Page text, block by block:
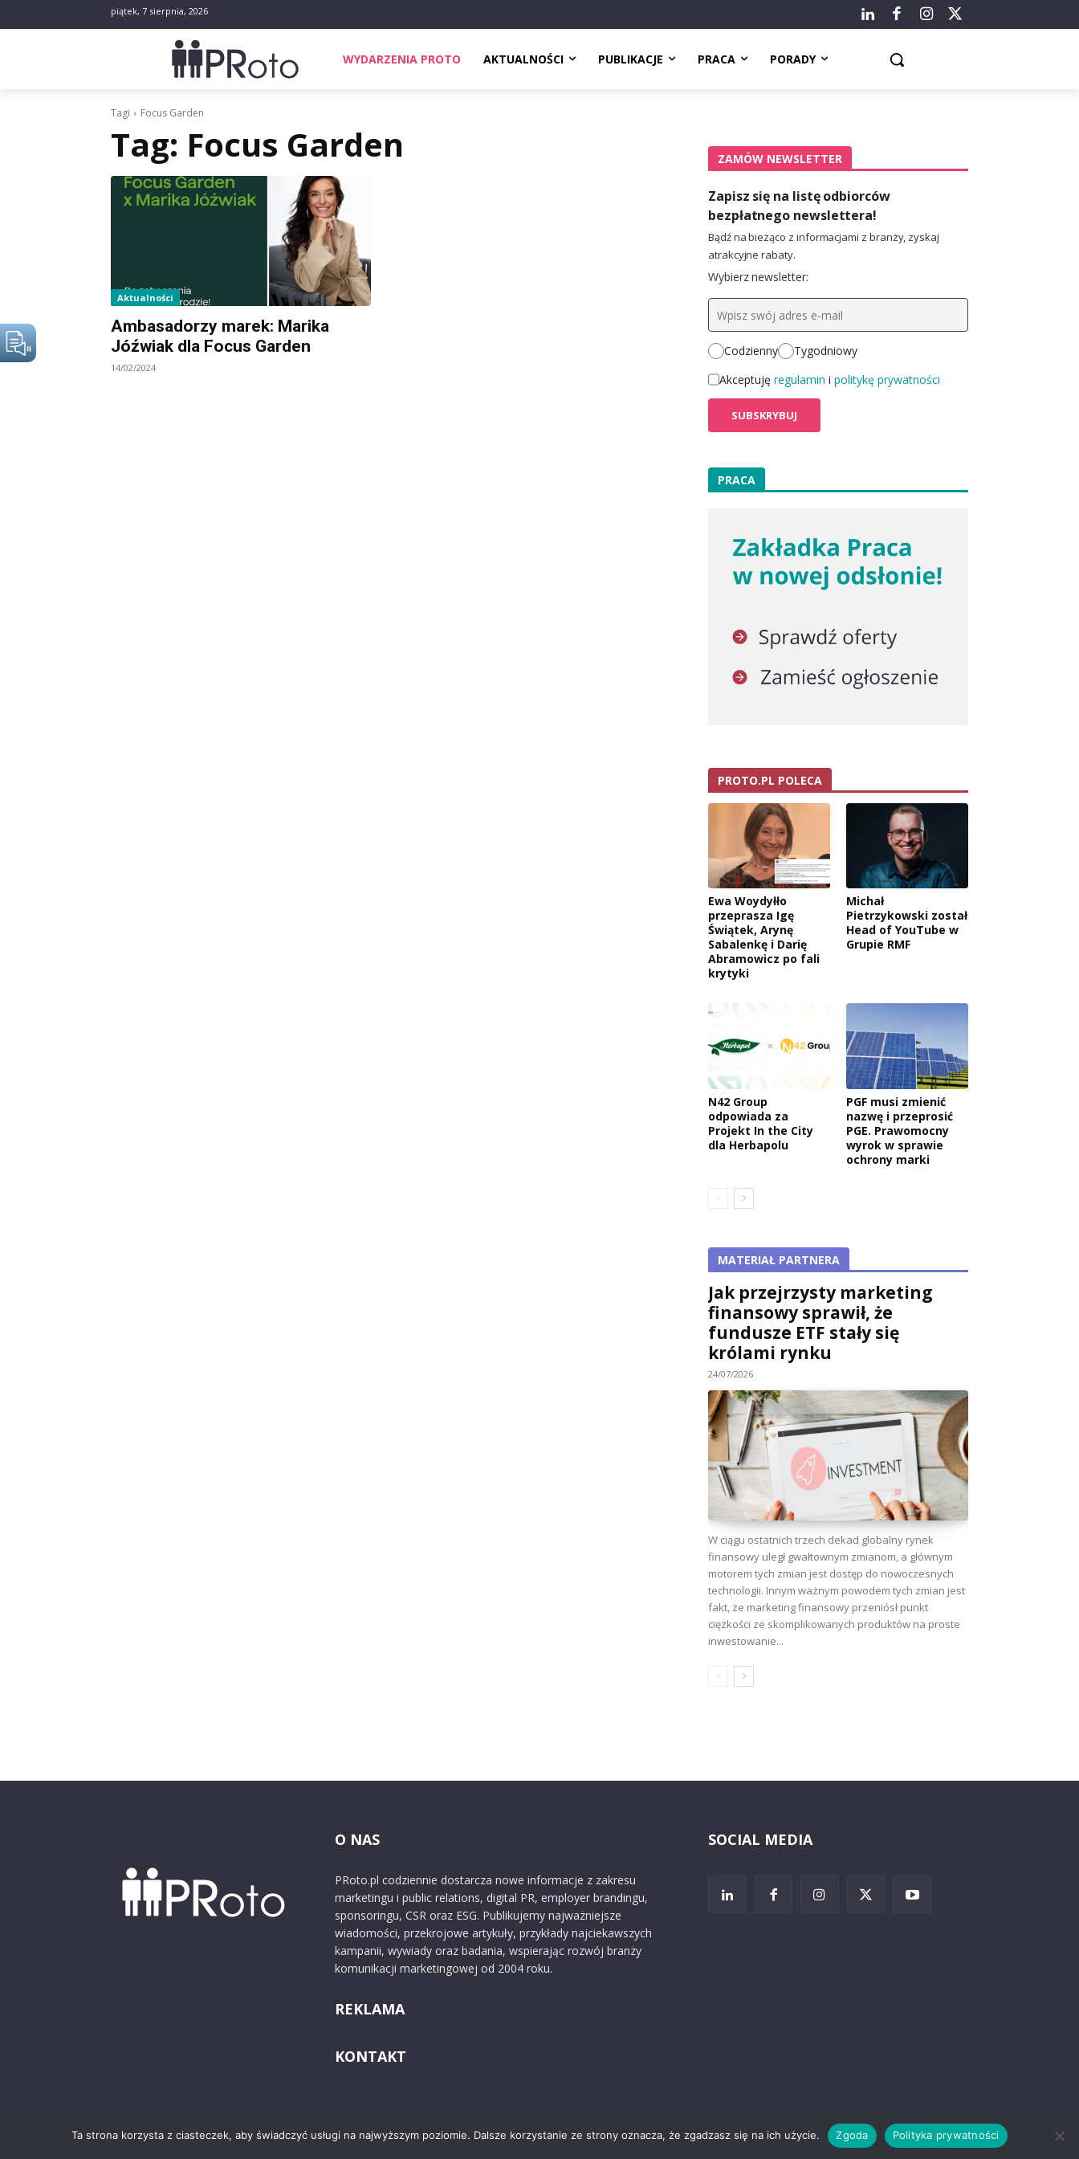
piątek, 7 sierpnia, 2026
WYDARZENIA PROTO AKTUALNOŚCI PUBLIKACJE PRACA PORADY
Tagi Focus Garden
Tag: Focus Garden
Aktualności
Ambasadorzy marek: Marika
Jóźwiak dla Focus Garden
14/02/2024
ZAMÓW NEWSLETTER
Zapisz się na listę odbiorców
bezpłatnego newslettera!
Bądź na bieżąco z informacjami z branży, zyskaj
atrakcyjne rabaty.
Wybierz newsletter:
Codzienny
Tygodniowy
Akceptuję regulamin i politykę prywatności
PRACA
PROTO.PL POLECA
Ewa Woydyłło
przeprasza Igę
Świątek, Arynę
Sabalenkę i Darię
Abramowicz po fali
krytyki
Michał
Pietrzykowski został
Head of YouTube w
Grupie RMF
N42 Group
odpowiada za
Projekt In the City
dla Herbapolu
PGF musi zmienić
nazwę i przeprosić
PGE. Prawomocny
wyrok w sprawie
ochrony marki
MATERIAŁ PARTNERA
Jak przejrzysty marketing
finansowy sprawił, że
fundusze ETF stały się
królami rynku
24/07/2026
W ciągu ostatnich trzech dekad globalny rynek
finansowy uległ gwałtownym zmianom, a głównym
motorem tych zmian jest dostęp do nowoczesnych
technologii. Innym ważnym powodem tych zmian jest
fakt, że marketing finansowy przeniósł punkt
ciężkości ze skomplikowanych produktów na proste
inwestowanie...
O NAS
PRoto.pl codziennie dostarcza nowe informacje z zakresu
marketingu i public relations, digital PR, employer brandingu,
sponsoringu, CSR oraz ESG. Publikujemy najważniejsze
wiadomości, przekrojowe artykuły, przykłady najciekawszych
kampanii, wywiady oraz badania, wspierając rozwój branży
komunikacji marketingowej od 2004 roku.
REKLAMA
KONTAKT
SOCIAL MEDIA
© 2024 PRoto.pl O nas Reklama Zastrzeżenia prawne
Ta strona korzysta z ciasteczek, aby świadczyć usługi na najwyższym poziomie. Dalsze korzystanie ze strony oznacza, że zgadzasz się na ich użycie. Zgoda Polityka prywatności